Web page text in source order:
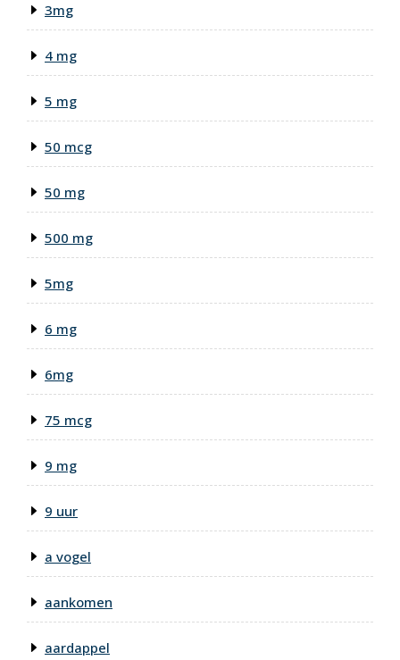
3mg
4 mg
5 mg
50 mcg
50 mg
500 mg
5mg
6 mg
6mg
75 mcg
9 mg
9 uur
a vogel
aankomen
aardappel